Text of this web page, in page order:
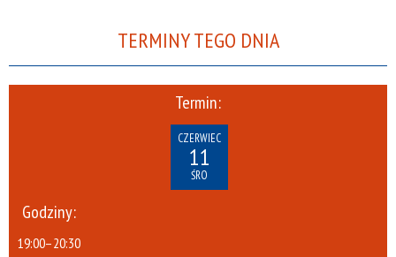
TERMINY TEGO DNIA
Termin:
CZERWIEC
11
ŚRO
Godziny:
19:00–20:30